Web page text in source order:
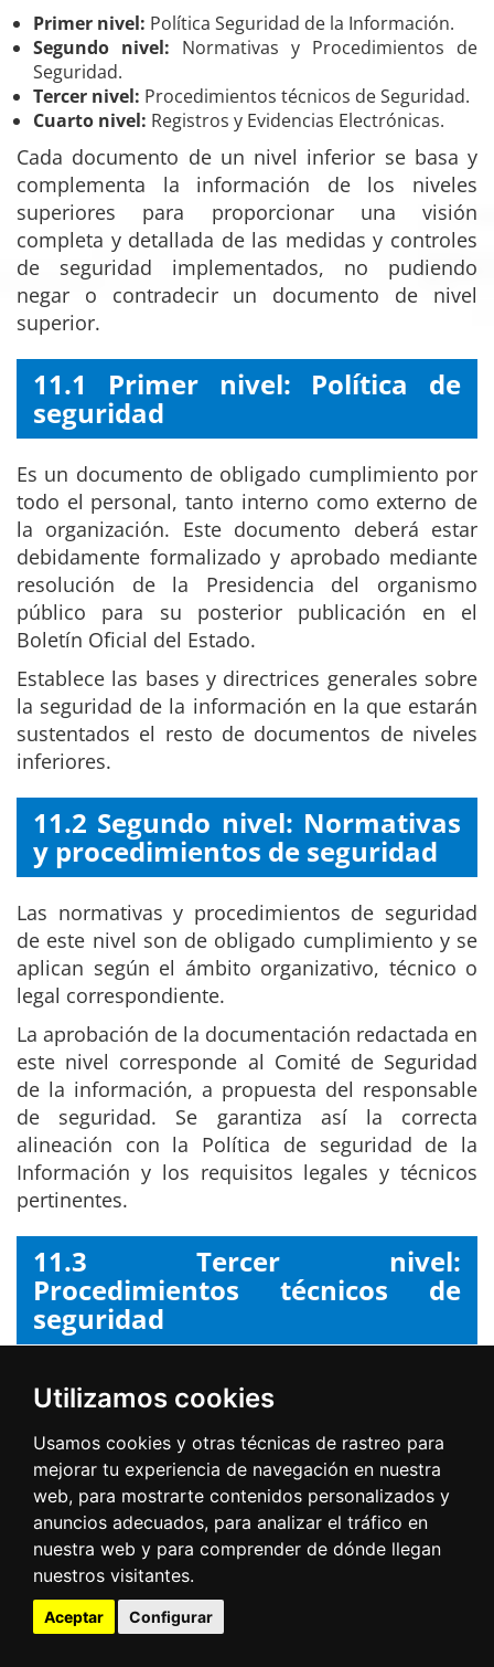
Utilizamos cookies
Usamos cookies y otras técnicas de rastreo para
mejorar tu experiencia de navegación en nuestra
web, para mostrarte contenidos personalizados y
anuncios adecuados, para analizar el tráfico en
nuestra web y para comprender de dónde llegan
nuestros visitantes.
Aceptar Configurar
Primer nivel: Política Seguridad de la Información.
Segundo nivel: Normativas y Procedimientos de
Seguridad.
Tercer nivel: Procedimientos técnicos de Seguridad.
Cuarto nivel: Registros y Evidencias Electrónicas.
Cada documento de un nivel inferior se basa y
complementa la información de los niveles
superiores para proporcionar una visión
completa y detallada de las medidas y controles
de seguridad implementados, no pudiendo
negar o contradecir un documento de nivel
superior.
11.1 Primer nivel: Política de
seguridad
Es un documento de obligado cumplimiento por
todo el personal, tanto interno como externo de
la organización. Este documento deberá estar
debidamente formalizado y aprobado mediante
resolución de la Presidencia del organismo
público para su posterior publicación en el
Boletín Oficial del Estado.
Establece las bases y directrices generales sobre
la seguridad de la información en la que estarán
sustentados el resto de documentos de niveles
inferiores.
11.2 Segundo nivel: Normativas
y procedimientos de seguridad
Las normativas y procedimientos de seguridad
de este nivel son de obligado cumplimiento y se
aplican según el ámbito organizativo, técnico o
legal correspondiente.
La aprobación de la documentación redactada en
este nivel corresponde al Comité de Seguridad
de la información, a propuesta del responsable
de seguridad. Se garantiza así la correcta
alineación con la Política de seguridad de la
Información y los requisitos legales y técnicos
pertinentes.
11.3 Tercer nivel:
Procedimientos técnicos de
seguridad
Los documentos técnicos destinados a resolver
tareas críticas de seguridad, desarrollo,
mantenimiento y/o explotación de los sistemas
de información, buscan la mitigación de los
riesgos de actuaciones inadecuadas.
La aprobación de dichos procedimientos
técnicos corresponde al responsable del
Sistema, en coordinación con el Responsable de
Seguridad.